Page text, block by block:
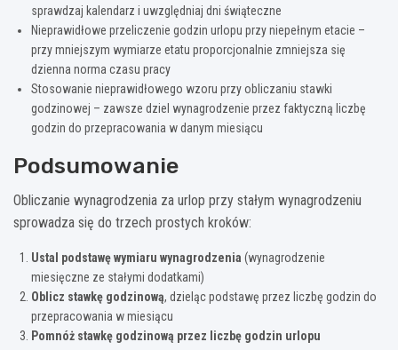
sprawdzaj kalendarz i uwzględniaj dni świąteczne
Nieprawidłowe przeliczenie godzin urlopu przy niepełnym etacie –
przy mniejszym wymiarze etatu proporcjonalnie zmniejsza się
dzienna norma czasu pracy
Stosowanie nieprawidłowego wzoru przy obliczaniu stawki
godzinowej – zawsze dziel wynagrodzenie przez faktyczną liczbę
godzin do przepracowania w danym miesiącu
Podsumowanie
Obliczanie wynagrodzenia za urlop przy stałym wynagrodzeniu
sprowadza się do trzech prostych kroków:
Ustal podstawę wymiaru wynagrodzenia (wynagrodzenie
miesięczne ze stałymi dodatkami)
Oblicz stawkę godzinową, dzieląc podstawę przez liczbę godzin do
przepracowania w miesiącu
Pomnóż stawkę godzinową przez liczbę godzin urlopu